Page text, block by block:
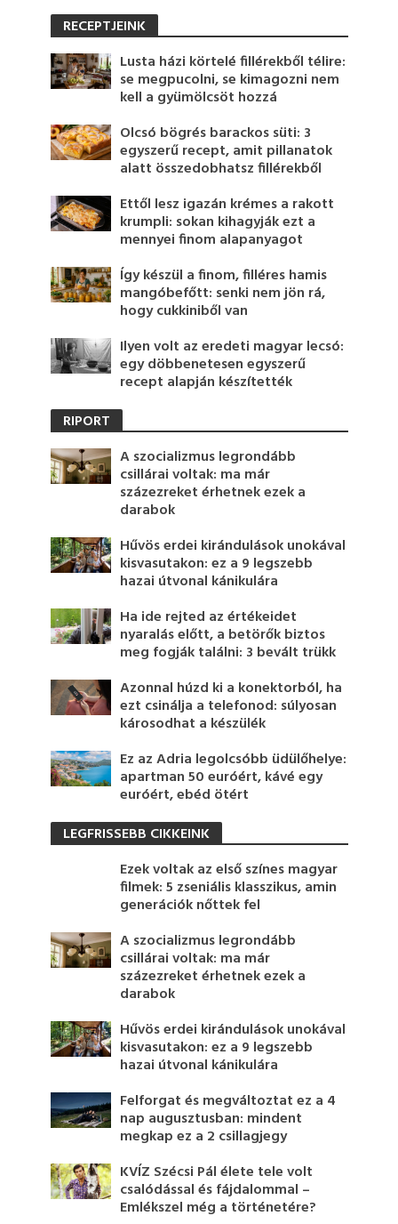
RECEPTJEINK
Lusta házi körtelé fillérekből télire:
se megpucolni, se kimagozni nem
kell a gyümölcsöt hozzá
Olcsó bögrés barackos süti: 3
egyszerű recept, amit pillanatok
alatt összedobhatsz fillérekből
Ettől lesz igazán krémes a rakott
krumpli: sokan kihagyják ezt a
mennyei finom alapanyagot
Így készül a finom, filléres hamis
mangóbefőtt: senki nem jön rá,
hogy cukkiniből van
Ilyen volt az eredeti magyar lecsó:
egy döbbenetesen egyszerű
recept alapján készítették
RIPORT
A szocializmus legrondább
csillárai voltak: ma már
százezreket érhetnek ezek a
darabok
Hűvös erdei kirándulások unokával
kisvasutakon: ez a 9 legszebb
hazai útvonal kánikulára
Ha ide rejted az értékeidet
nyaralás előtt, a betörők biztos
meg fogják találni: 3 bevált trükk
Azonnal húzd ki a konektorból, ha
ezt csinálja a telefonod: súlyosan
károsodhat a készülék
Ez az Adria legolcsóbb üdülőhelye:
apartman 50 euróért, kávé egy
euróért, ebéd ötért
LEGFRISSEBB CIKKEINK
Ezek voltak az első színes magyar
filmek: 5 zseniális klasszikus, amin
generációk nőttek fel
A szocializmus legrondább
csillárai voltak: ma már
százezreket érhetnek ezek a
darabok
Hűvös erdei kirándulások unokával
kisvasutakon: ez a 9 legszebb
hazai útvonal kánikulára
Felforgat és megváltoztat ez a 4
nap augusztusban: mindent
megkap ez a 2 csillagjegy
KVÍZ Szécsi Pál élete tele volt
csalódással és fájdalommal –
Emlékszel még a történetére?